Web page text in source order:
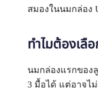
สมองในนมกล่อง
ทำไมต้องเลื
นมกล่องแรกของ
3 มื้อได้ แต่อาจไ